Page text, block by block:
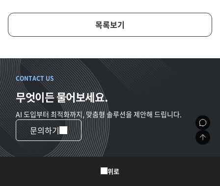
목록보기
CONTACT US
무엇이든 물어보세요.
AI 도입부터 최적화까지, 맞춤형 솔루션을 제안해 드립니다.
문의하기
위로